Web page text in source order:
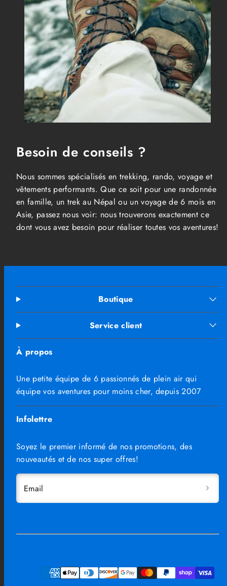
Besoin de conseils ?
Nous sommes spécialisés en trekking, rando, voyage et
vêtements performants. Que ce soit pour une randonnée
en famille, un trek au Népal ou un voyage de 6 mois en
Asie, passez nous voir: nous trouverons exactement ce
dont vous avez besoin pour réaliser toutes vos aventures!
Boutique
Service client
À propos
Une petite équipe de 6 passionnés de plein air qui
équipe vos aventures pour moins cher, depuis 2007
Infolettre
Soyez le premier informé de nos promotions, des
nouveautés et de nos super offres!
Email
Moyens
Facebook
Instagram